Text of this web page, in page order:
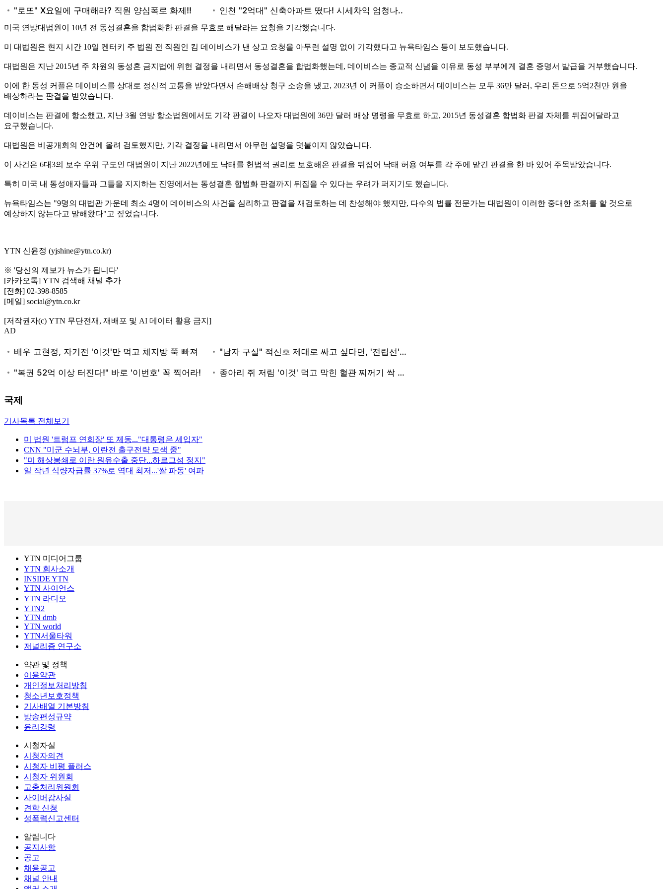
미국 연방대법원이 10년 전 동성결혼을 합법화한 판결을 무효로 해달라는 요청을 기각했습니다.
미 대법원은 현지 시간 10일 켄터키 주 법원 전 직원인 킴 데이비스가 낸 상고 요청을 아무런 설명 없이 기각했다고 뉴욕타임스 등이 보도했습니다.
대법원은 지난 2015년 주 차원의 동성혼 금지법에 위헌 결정을 내리면서 동성결혼을 합법화했는데, 데이비스는 종교적 신념을 이유로 동성 부부에게 결혼 증명서 발급을 거부했습니다.
이에 한 동성 커플은 데이비스를 상대로 정신적 고통을 받았다면서 손해배상 청구 소송을 냈고, 2023년 이 커플이 승소하면서 데이비스는 모두 36만 달러, 우리 돈으로 5억2천만 원을
배상하라는 판결을 받았습니다.
데이비스는 판결에 항소했고, 지난 3월 연방 항소법원에서도 기각 판결이 나오자 대법원에 36만 달러 배상 명령을 무효로 하고, 2015년 동성결혼 합법화 판결 자체를 뒤집어달라고
요구했습니다.
대법원은 비공개회의 안건에 올려 검토했지만, 기각 결정을 내리면서 아무런 설명을 덧붙이지 않았습니다.
이 사건은 6대3의 보수 우위 구도인 대법원이 지난 2022년에도 낙태를 헌법적 권리로 보호해온 판결을 뒤집어 낙태 허용 여부를 각 주에 맡긴 판결을 한 바 있어 주목받았습니다.
특히 미국 내 동성애자들과 그들을 지지하는 진영에서는 동성결혼 합법화 판결까지 뒤집을 수 있다는 우려가 퍼지기도 했습니다.
뉴욕타임스는 "9명의 대법관 가운데 최소 4명이 데이비스의 사건을 심리하고 판결을 재검토하는 데 찬성해야 했지만, 다수의 법률 전문가는 대법원이 이러한 중대한 조처를 할 것으로
예상하지 않는다고 말해왔다"고 짚었습니다.
YTN 신윤정 (yjshine@ytn.co.kr)
※ '당신의 제보가 뉴스가 됩니다'
[카카오톡] YTN 검색해 채널 추가
[전화] 02-398-8585
[메일] social@ytn.co.kr
[저작권자(c) YTN 무단전재, 재배포 및 AI 데이터 활용 금지]
AD
국제
기사목록 전체보기
미 법원 '트럼프 연회장' 또 제동..."대통령은 세입자"
CNN "미군 수뇌부, 이란전 출구전략 모색 중"
"미 해상봉쇄로 이란 원유수출 중단...하르그섬 정지"
일 작년 식량자급률 37%로 역대 최저...'쌀 파동' 여파
YTN 미디어그룹
YTN 회사소개
INSIDE YTN
YTN 사이언스
YTN 라디오
YTN2
YTN dmb
YTN world
YTN서울타워
저널리즘 연구소
약관 및 정책
이용약관
개인정보처리방침
청소년보호정책
기사배열 기본방침
방송편성규약
윤리강령
시청자실
시청자의견
시청자 비평 플러스
시청자 위원회
고충처리위원회
사이버감사실
견학 신청
성폭력신고센터
알립니다
공지사항
공고
채용공고
채널 안내